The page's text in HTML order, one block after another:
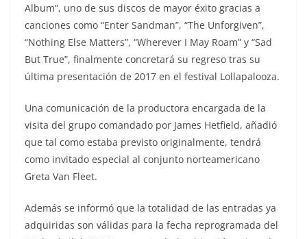
Album”, uno de sus discos de mayor éxito gracias a
canciones como “Enter Sandman”, “The Unforgiven”,
“Nothing Else Matters”, “Wherever I May Roam” y “Sad
But True”, finalmente concretará su regreso tras su
última presentación de 2017 en el festival Lollapalooza.
Una comunicación de la productora encargada de la
visita del grupo comandado por James Hetfield, añadió
que tal como estaba previsto originalmente, tendrá
como invitado especial al conjunto norteamericano
Greta Van Fleet.
Además se informó que la totalidad de las entradas ya
adquiridas son válidas para la fecha reprogramada del